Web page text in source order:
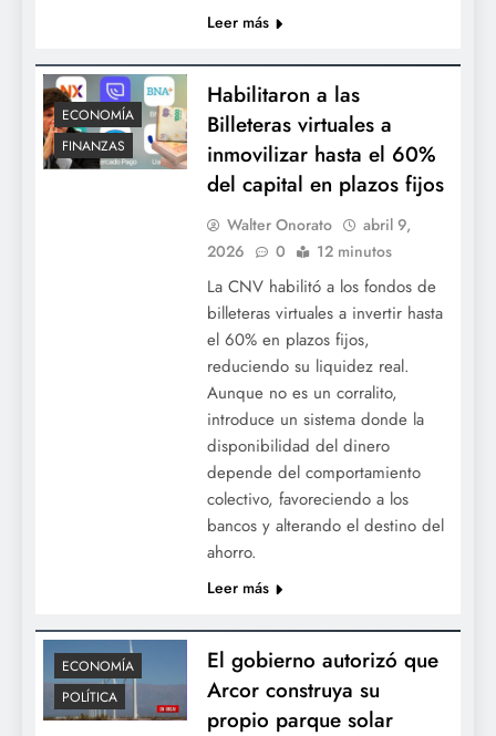
Leer más
ECONOMÍA
FINANZAS
Habilitaron a las
Billeteras virtuales a
inmovilizar hasta el 60%
del capital en plazos fijos
Walter Onorato
abril 9,
2026
0 12 minutos
La CNV habilitó a los fondos de
billeteras virtuales a invertir hasta
el 60% en plazos fijos,
reduciendo su liquidez real.
Aunque no es un corralito,
introduce un sistema donde la
disponibilidad del dinero
depende del comportamiento
colectivo, favoreciendo a los
bancos y alterando el destino del
ahorro.
Leer más
ECONOMÍA
POLÍTICA
El gobierno autorizó que
Arcor construya su
propio parque solar